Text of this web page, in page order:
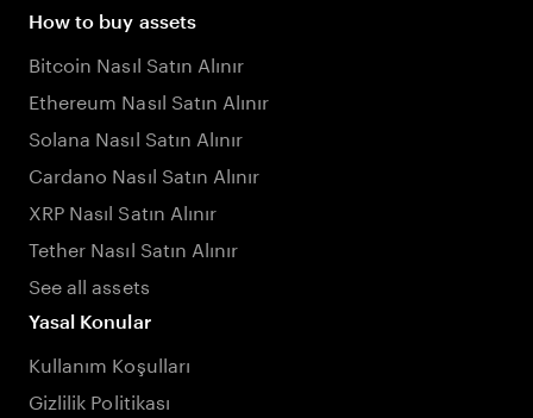
How to buy assets
Bitcoin Nasıl Satın Alınır
Ethereum Nasıl Satın Alınır
Solana Nasıl Satın Alınır
Cardano Nasıl Satın Alınır
XRP Nasıl Satın Alınır
Tether Nasıl Satın Alınır
See all assets
Yasal Konular
Kullanım Koşulları
Gizlilik Politikası